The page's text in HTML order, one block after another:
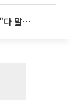
박문성, 축구협회 '성 접대' 보도에 분노…"다 말아먹으려고 작정했나"